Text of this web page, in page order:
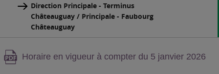
Direction Principale - Terminus
Châteauguay / Principale - Faubourg
Châteauguay
Attention,
Horaire en vigueur à compter du 5 janvier 2026